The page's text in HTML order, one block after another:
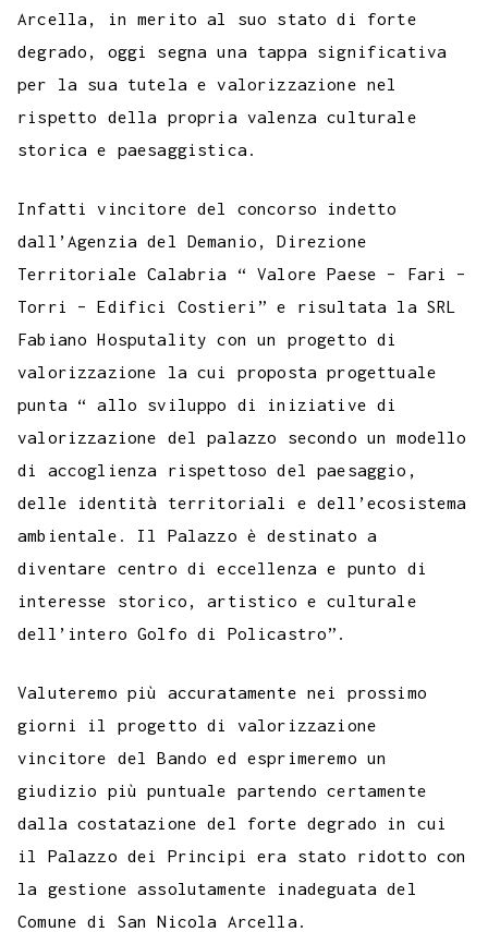
Arcella, in merito al suo stato di forte
degrado, oggi segna una tappa significativa
per la sua tutela e valorizzazione nel
rispetto della propria valenza culturale
storica e paesaggistica.
Infatti vincitore del concorso indetto
dall’Agenzia del Demanio, Direzione
Territoriale Calabria “ Valore Paese – Fari –
Torri – Edifici Costieri” e risultata la SRL
Fabiano Hosputality con un progetto di
valorizzazione la cui proposta progettuale
punta “ allo sviluppo di iniziative di
valorizzazione del palazzo secondo un modello
di accoglienza rispettoso del paesaggio,
delle identità territoriali e dell’ecosistema
ambientale. Il Palazzo è destinato a
diventare centro di eccellenza e punto di
interesse storico, artistico e culturale
dell’intero Golfo di Policastro”.
Valuteremo più accuratamente nei prossimo
giorni il progetto di valorizzazione
vincitore del Bando ed esprimeremo un
giudizio più puntuale partendo certamente
dalla costatazione del forte degrado in cui
il Palazzo dei Principi era stato ridotto con
la gestione assolutamente inadeguata del
Comune di San Nicola Arcella.